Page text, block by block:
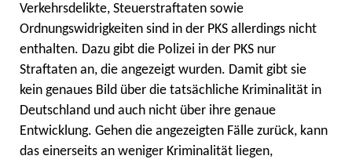
Verkehrsdelikte, Steuerstraftaten sowie
Ordnungswidrigkeiten sind in der PKS allerdings nicht
enthalten. Dazu gibt die Polizei in der PKS nur
Straftaten an, die angezeigt wurden. Damit gibt sie
kein genaues Bild über die tatsächliche Kriminalität in
Deutschland und auch nicht über ihre genaue
Entwicklung. Gehen die angezeigten Fälle zurück, kann
das einerseits an weniger Kriminalität liegen,